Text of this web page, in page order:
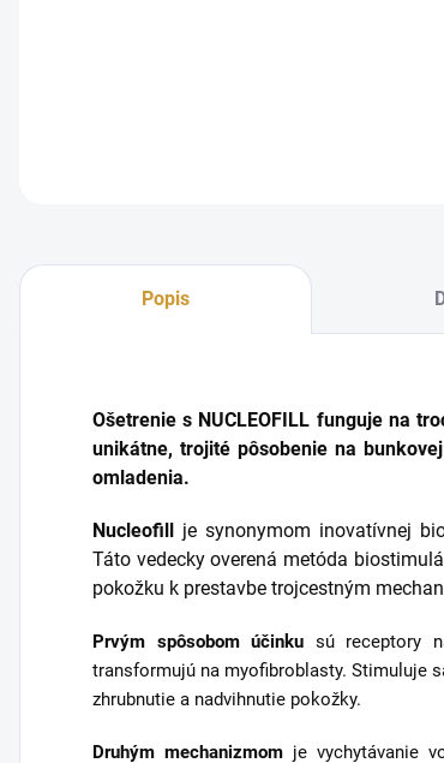
Popis
Ošetrenie s NUCLEOFILL funguje na
unikátne, trojité pôsobenie na
omladenia.
Nucleofill je synonymom inovatívnej
Táto vedecky overená metóda
pokožku k prestavbe trojcestným
Prvým spôsobom účinku sú receptory
transformujú na myofibroblasty. Stimuluje
zhrubnutie a nadvihnutie pokožky.
Druhým mechanizmom je vychytávanie